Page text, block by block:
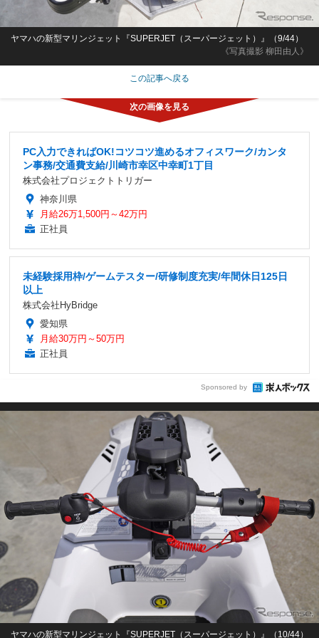
《写真撮影 柳田由人》
ヤマハの新型マリンジェット『SUPERJET（スーパージェット）』（9/44）
この記事へ戻る
PC入力できればOK!コツコツ進めるオフィスワーク/カンタ
ン事務/交通費支給/川崎市幸区中幸町1丁目
株式会社プロジェクトトリガー
神奈川県
月給26万1,500円～42万円
正社員
未経験採用枠/ゲームテスター/研修制度充実/年間休日125日
以上
株式会社HyBridge
愛知県
月給30万円～50万円
正社員
Sponsored by
ヤマハの新型マリンジェット『SUPERJET（スーパージェット）』（10/44）